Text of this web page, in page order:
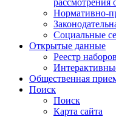
Нормативно-
Социальные
Открытые данные
Реестр
Общественная
Поиск
Поиск
Карта сайта